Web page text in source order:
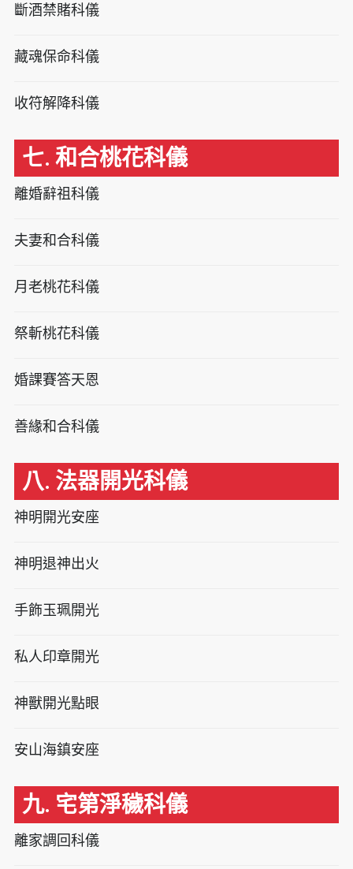
斷酒禁賭科儀
藏魂保命科儀
收符解降科儀
七. 和合桃花科儀
離婚辭祖科儀
夫妻和合科儀
月老桃花科儀
祭斬桃花科儀
婚課賽答天恩
善緣和合科儀
八. 法器開光科儀
神明開光安座
神明退神出火
手飾玉珮開光
私人印章開光
神獸開光點眼
安山海鎮安座
九. 宅第淨穢科儀
離家調回科儀